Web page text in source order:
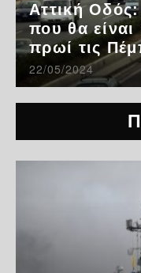
Αττική Οδός:
που θα είναι
πρωί τις
22/05/2024